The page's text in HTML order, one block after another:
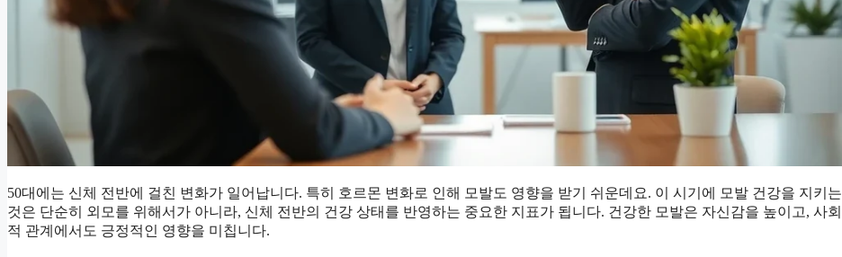
50대에는 신체 전반에 걸친 변화가 일어납니다. 특히 호르몬 변화로 인해 모발도 영향을 받기 쉬운데요. 이 시기에 모발 건강을 지키는
것은 단순히 외모를 위해서가 아니라, 신체 전반의 건강 상태를 반영하는 중요한 지표가 됩니다. 건강한 모발은 자신감을 높이고, 사회
적 관계에서도 긍정적인 영향을 미칩니다.